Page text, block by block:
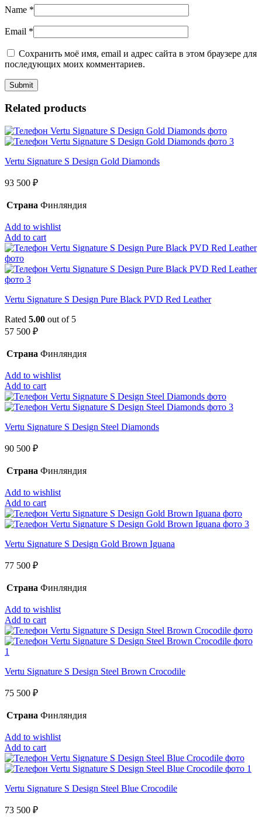
Name *
Email *
Сохранить моё имя, email и адрес сайта в этом браузере для
последующих моих комментариев.
Related products
Vertu Signature S Design Gold Diamonds
93 500 ₽
Страна Финляндия
Add to wishlist
Add to cart
Vertu Signature S Design Pure Black PVD Red Leather
Rated 5.00 out of 5
57 500 ₽
Страна Финляндия
Add to wishlist
Add to cart
Vertu Signature S Design Steel Diamonds
90 500 ₽
Страна Финляндия
Add to wishlist
Add to cart
Vertu Signature S Design Gold Brown Iguana
77 500 ₽
Страна Финляндия
Add to wishlist
Add to cart
Vertu Signature S Design Steel Brown Crocodile
75 500 ₽
Страна Финляндия
Add to wishlist
Add to cart
Vertu Signature S Design Steel Blue Crocodile
73 500 ₽